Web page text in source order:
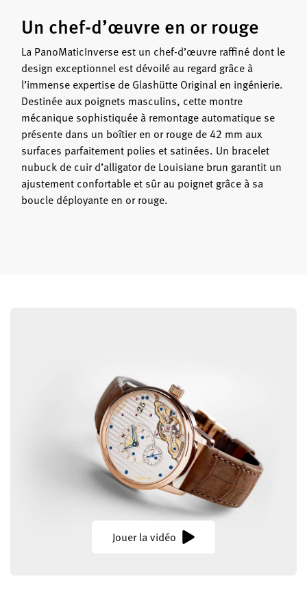
Un chef-d’œuvre en or rouge
La PanoMaticInverse est un chef-d’œuvre raffiné dont le
design exceptionnel est dévoilé au regard grâce à
l’immense expertise de Glashütte Original en ingénierie.
Destinée aux poignets masculins, cette montre
mécanique sophistiquée à remontage automatique se
présente dans un boîtier en or rouge de 42 mm aux
surfaces parfaitement polies et satinées. Un bracelet
nubuck de cuir d’alligator de Louisiane brun garantit un
ajustement confortable et sûr au poignet grâce à sa
boucle déployante en or rouge.
Jouer la vidéo